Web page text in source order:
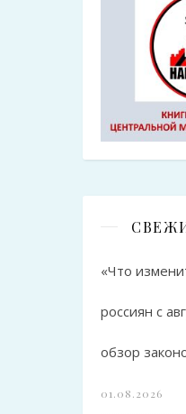
«Что
россиян с
обзор
01.08.2026